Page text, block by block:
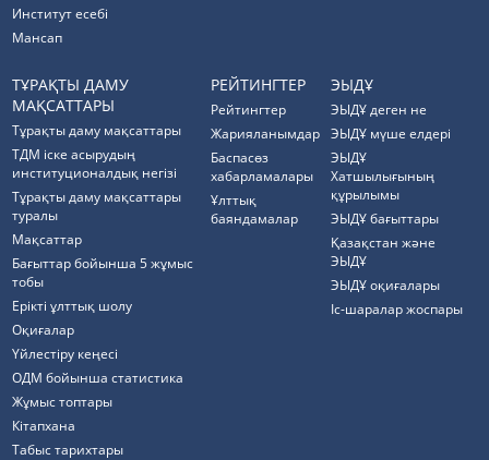
Институт есебі
Мансап
ТҰРАҚТЫ ДАМУ
МАҚСАТТАРЫ
Тұрақты даму мақсаттары
ТДМ іске асырудың
институционалдық негізі
Тұрақты даму мақсаттары
туралы
Мақсаттар
Бағыттар бойынша 5 жұмыс
тобы
Ерікті ұлттық шолу
Оқиғалар
Үйлестіру кеңесі
ОДМ бойынша статистика
Жұмыс топтары
Кітапхана
Табыс тарихтары
РЕЙТИНГТЕР
Рейтингтер
Жарияланымдар
Баспасөз
хабарламалары
Ұлттық
баяндамалар
ЭЫДҰ
ЭЫДҰ деген не
ЭЫДҰ мүше елдері
ЭЫДҰ
Хатшылығының
құрылымы
ЭЫДҰ бағыттары
Қазақстан және
ЭЫДҰ
ЭЫДҰ оқиғалары
Іс-шаралар жоспары